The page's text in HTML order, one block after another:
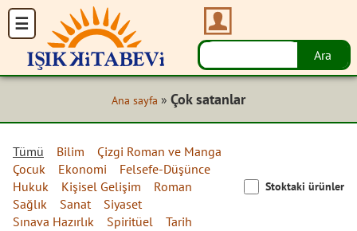
Ana sayfa » Çok satanlar
Tümü Bilim
Çizgi Roman ve Manga
Çocuk
Ekonomi
Felsefe-Düşünce
Hukuk
Kişisel Gelişim
Roman
Sağlık
Sanat
Siyaset
Sınava Hazırlık
Spiritüel Tarih
Stoktaki ürünler